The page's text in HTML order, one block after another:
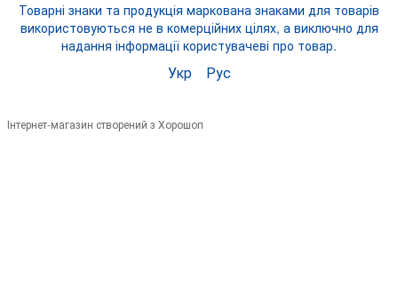
Товарні знаки та продукція маркована знаками для товарів
використовуються не в комерційних цілях, а виключно для
надання інформації користувачеві про товар.
Укр Рус
Інтернет-магазин створений з Хорошоп